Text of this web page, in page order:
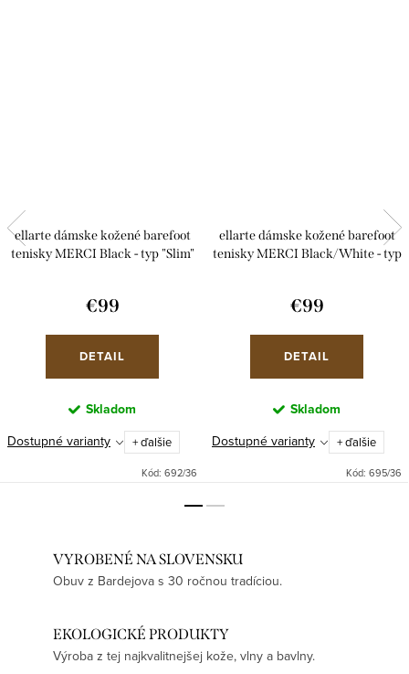
ellarte dámske kožené barefoot
tenisky MERCI Black - typ "Slim"
€99
DETAIL
Skladom
Dostupné varianty
+ ďalšie
Kód: 692/36
ellarte dámske kožené barefoot
tenisky MERCI Black/White - typ
€99
DETAIL
Skladom
Dostupné varianty
+ ďalšie
Kód: 695/36
VYROBENÉ NA SLOVENSKU
Obuv z Bardejova s 30 ročnou tradíciou.
EKOLOGICKÉ PRODUKTY
Výroba z tej najkvalitnejšej kože, vlny a bavlny.